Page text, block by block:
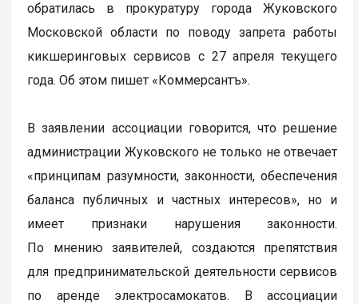
обратилась в прокуратуру города Жуковского
Московской области по поводу запрета работы
кикшеринговых сервисов с 27 апреля текущего
года. Об этом пишет «Коммерсантъ».
В заявлении ассоциации говорится, что решение
администрации Жуковского не только не отвечает
«принципам разумности, законности, обеспечения
баланса публичных и частных интересов», но и
имеет признаки нарушения законности.
По мнению заявителей, создаются препятствия
для предпринимательской деятельности сервисов
по аренде электросамокатов. В ассоциации